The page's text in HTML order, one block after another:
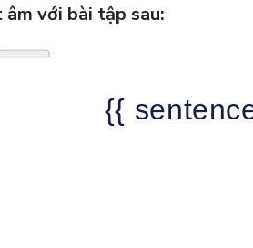
với bài tập sau:
{{